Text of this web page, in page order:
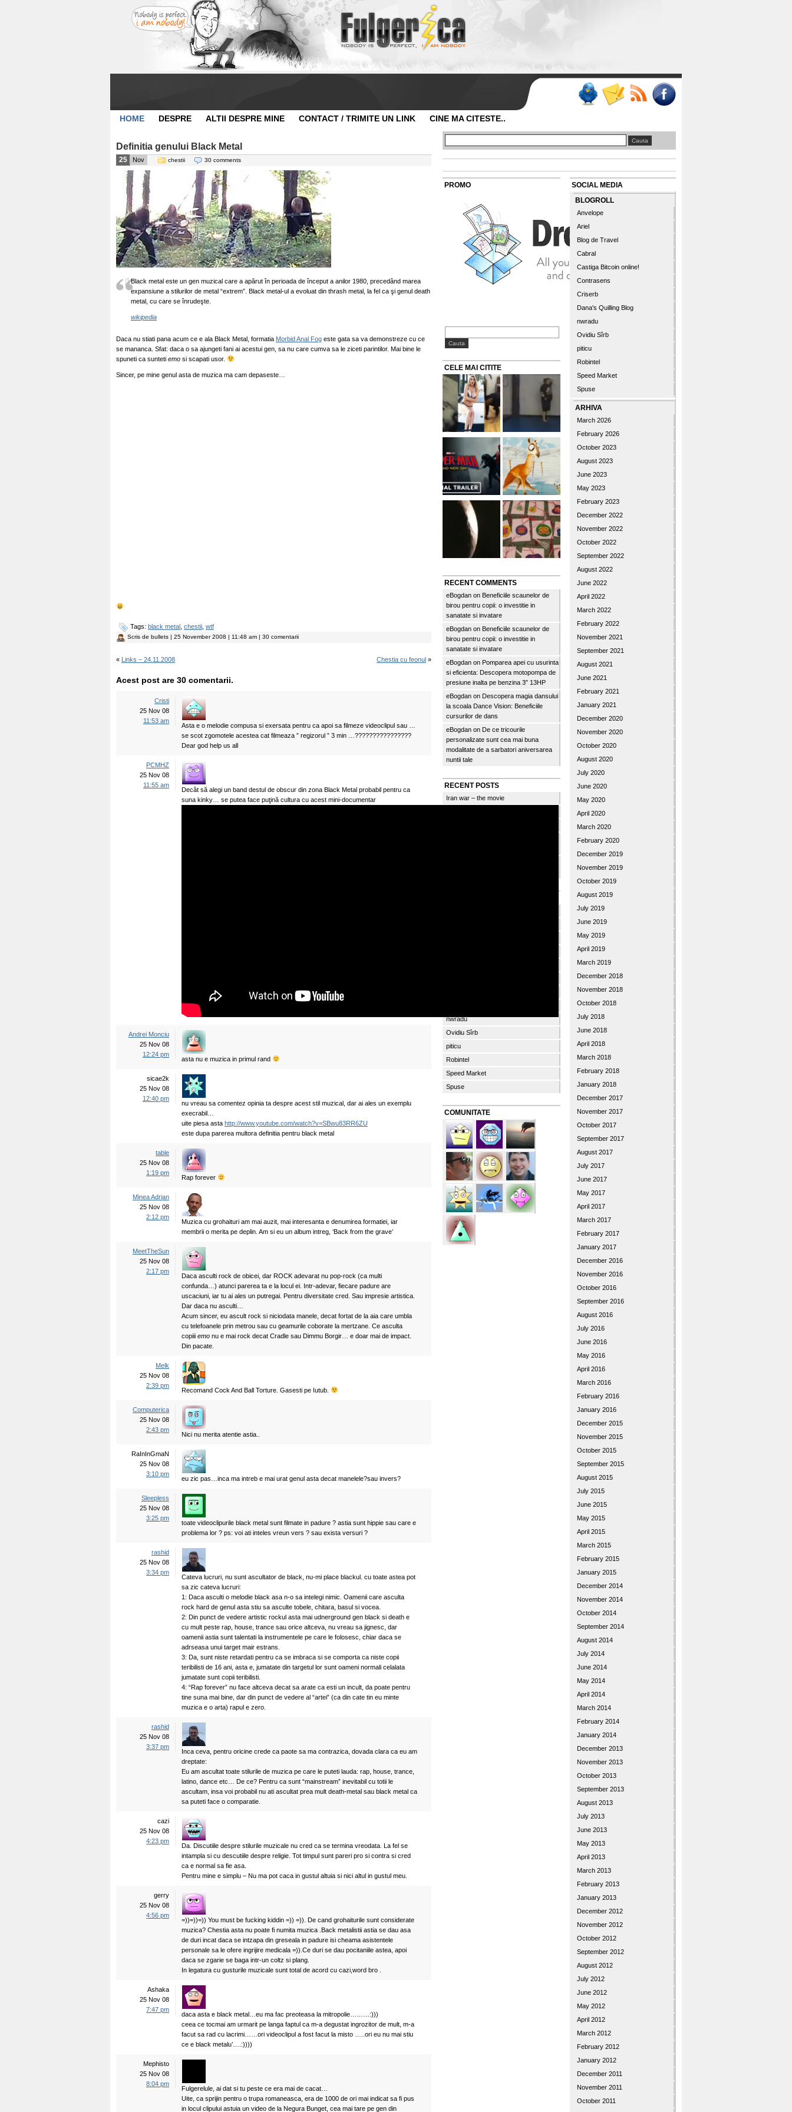
HOME DESPRE ALTII DESPRE MINE CONTACT / TRIMITE UN LINK CINE MA CITESTE..
Definitia genului Black Metal
25 Nov chestii 30 comments
Black metal este un gen muzical care a apărut în perioada de început a anilor 1980, precedând marea
expansiune a stilurilor de metal “extrem”. Black metal-ul a evoluat din thrash metal, la fel ca şi genul death
metal, cu care se înrudeşte.
wikipedia
Daca nu stiati pana acum ce e ala Black Metal, formatia Morbid Anal Fog este gata sa va demonstreze cu ce
se mananca. Sfat: daca o sa ajungeti fani ai acestui gen, sa nu care cumva sa le ziceti parintilor. Mai bine le
spuneti ca sunteti emo si scapati usor.
Sincer, pe mine genul asta de muzica ma cam depaseste…
Tags: black metal chestii wtf
Scris de bullets | 25 November 2008 | 11:48 am | 30 comentarii
« Links – 24.11.2008 Chestia cu feonul »
Acest post are 30 comentarii.
Cristi
25 Nov 08
11:53 am
Asta e o melodie compusa si exersata pentru ca apoi sa filmeze videoclipul sau …
se scot zgomotele acestea cat filmeaza ” regizorul ” 3 min …????????????????
Dear god help us all
PCMHZ
25 Nov 08
11:55 am
Decât să alegi un band destul de obscur din zona Black Metal probabil pentru ca
suna kinky… se putea face puţină cultura cu acest mini-documentar
Andrei Monciu
25 Nov 08
12:24 pm
asta nu e muzica in primul rand
sicae2k
25 Nov 08
12:40 pm
nu vreau sa comentez opinia ta despre acest stil muzical, dar ai ales un exemplu
execrabil…
uite piesa asta http://www.youtube.com/watch?v=SBwu83RR6ZU
este dupa parerea multora definitia pentru black metal
table
25 Nov 08
1:19 pm
Rap forever
Minea Adrian
25 Nov 08
2:12 pm
Muzica cu grohaituri am mai auzit, mai interesanta e denumirea formatiei, iar
membrii o merita pe deplin. Am si eu un album intreg, ‘Back from the grave’
MeetTheSun
25 Nov 08
2:17 pm
Daca asculti rock de obicei, dar ROCK adevarat nu pop-rock (ca multi
confunda…) atunci parerea ta e la locul ei. Intr-adevar, fiecare padure are
uscaciuni, iar tu ai ales un putregai. Pentru diversitate cred. Sau impresie artistica.
Dar daca nu asculti…
Acum sincer, eu ascult rock si niciodata manele, decat fortat de la aia care umbla
cu telefoanele prin metrou sau cu geamurile coborate la mertzane. Ce asculta
copiii emo nu e mai rock decat Cradle sau Dimmu Borgir… e doar mai de impact.
Din pacate.
Melk
25 Nov 08
2:39 pm
Recomand Cock And Ball Torture. Gasesti pe Iutub.
Computerica
25 Nov 08
2:43 pm
Nici nu merita atentie astia..
RaInInGmaN
25 Nov 08
3:10 pm
eu zic pas…inca ma intreb e mai urat genul asta decat manelele?sau invers?
Sleepless
25 Nov 08
3:25 pm
toate videoclipurile black metal sunt filmate in padure ? astia sunt hippie sau care e
problema lor ? ps: voi ati inteles vreun vers ? sau exista versuri ?
rashid
25 Nov 08
3:34 pm
Cateva lucruri, nu sunt ascultator de black, nu-mi place blackul. cu toate astea pot
sa zic cateva lucruri:
1: Daca asculti o melodie black asa n-o sa intelegi nimic. Oamenii care asculta
rock hard de genul asta stiu sa asculte tobele, chitara, basul si vocea.
2: Din punct de vedere artistic rockul asta mai udnerground gen black si death e
cu mult peste rap, house, trance sau orice altceva, nu vreau sa jignesc, dar
oamenii astia sunt talentati la instrumentele pe care le folosesc, chiar daca se
adrseasa unui target mair estrans.
3: Da, sunt niste retardati pentru ca se imbraca si se comporta ca niste copii
teribilisti de 16 ani, asta e, jumatate din targetul lor sunt oameni normali celalata
jumatate sunt copii teribilisti.
4: “Rap forever” nu face altceva decat sa arate ca esti un incult, da poate pentru
tine suna mai bine, dar din punct de vedere al “artei” (ca din cate tin eu minte
muzica e o arta) rapul e zero.
rashid
25 Nov 08
3:37 pm
Inca ceva, pentru oricine crede ca paote sa ma contrazica, dovada clara ca eu am
dreptate:
Eu am ascultat toate stilurile de muzica pe care le puteti lauda: rap, house, trance,
latino, dance etc… De ce? Pentru ca sunt “mainstream” inevitabil cu totii le
ascultam, insa voi probabil nu ati ascultat prea mult death-metal sau black metal ca
sa puteti face o comparatie.
cazi
25 Nov 08
4:23 pm
Da. Discutiile despre stilurile muzicale nu cred ca se termina vreodata. La fel se
intampla si cu descutiile despre religie. Tot timpul sunt pareri pro si contra si cred
ca e normal sa fie asa.
Pentru mine e simplu – Nu ma pot caca in gustul altuia si nici altul in gustul meu.
gerry
25 Nov 08
4:56 pm
=))=))=)) You must be fucking kiddin =)) =)). De cand grohaiturile sunt considerate
muzica? Chestia asta nu poate fi numita muzica .Back metalistii astia se dau asa
de duri incat daca se intzapa din greseala in padure isi cheama asistentele
personale sa le ofere ingrijire medicala =)).Ce duri se dau pocitaniile astea, apoi
daca se zgarie se baga intr-un coltz si plang.
In legatura cu gusturile muzicale sunt total de acord cu cazi,word bro .
Ashaka
25 Nov 08
7:47 pm
daca asta e black metal…eu ma fac preoteasa la mitropolie………:)))
ceea ce tocmai am urmarit pe langa faptul ca m-a degustat ingrozitor de mult, m-a
facut sa rad cu lacrimi……ori videoclipul a fost facut la misto …..ori eu nu mai stiu
ce e black metalu’….:))))
Mephisto
25 Nov 08
8:04 pm
Fulgerelule, ai dat si tu peste ce era mai de cacat…
Uite, ca sprijin pentru o trupa romaneasca, era de 1000 de ori mai indicat sa fi pus
in locul clipului astuia un video de la Negura Bunget, cea mai tare pe gen din
PROMO
CELE MAI CITITE
RECENT COMMENTS
eBogdan on Beneficiile scaunelor de
birou pentru copii: o investitie in
sanatate si invatare
eBogdan on Beneficiile scaunelor de
birou pentru copii: o investitie in
sanatate si invatare
eBogdan on Pomparea apei cu usurinta
si eficienta: Descopera motopompa de
presiune inalta pe benzina 3″ 13HP
eBogdan on Descopera magia dansului
la scoala Dance Vision: Beneficiile
cursurilor de dans
eBogdan on De ce tricourile
personalizate sunt cea mai buna
modalitate de a sarbatori aniversarea
nuntii tale
RECENT POSTS
Iran war – the movie
nwradu
Ovidiu Sîrb
piticu
Robintel
Speed Market
Spuse
COMUNITATE
SOCIAL MEDIA
BLOGROLL
Anvelope
Ariel
Blog de Travel
Cabral
Castiga Bitcoin online!
Contrasens
Criserb
Dana's Quilling Blog
nwradu
Ovidiu Sîrb
piticu
Robintel
Speed Market
Spuse
ARHIVA
March 2026
February 2026
October 2023
August 2023
June 2023
May 2023
February 2023
December 2022
November 2022
October 2022
September 2022
August 2022
June 2022
April 2022
March 2022
February 2022
November 2021
September 2021
August 2021
June 2021
February 2021
January 2021
December 2020
November 2020
October 2020
August 2020
July 2020
June 2020
May 2020
April 2020
March 2020
February 2020
December 2019
November 2019
October 2019
August 2019
July 2019
June 2019
May 2019
April 2019
March 2019
December 2018
November 2018
October 2018
July 2018
June 2018
April 2018
March 2018
February 2018
January 2018
December 2017
November 2017
October 2017
September 2017
August 2017
July 2017
June 2017
May 2017
April 2017
March 2017
February 2017
January 2017
December 2016
November 2016
October 2016
September 2016
August 2016
July 2016
June 2016
May 2016
April 2016
March 2016
February 2016
January 2016
December 2015
November 2015
October 2015
September 2015
August 2015
July 2015
June 2015
May 2015
April 2015
March 2015
February 2015
January 2015
December 2014
November 2014
October 2014
September 2014
August 2014
July 2014
June 2014
May 2014
April 2014
March 2014
February 2014
January 2014
December 2013
November 2013
October 2013
September 2013
August 2013
July 2013
June 2013
May 2013
April 2013
March 2013
February 2013
January 2013
December 2012
November 2012
October 2012
September 2012
August 2012
July 2012
June 2012
May 2012
April 2012
March 2012
February 2012
January 2012
December 2011
November 2011
October 2011